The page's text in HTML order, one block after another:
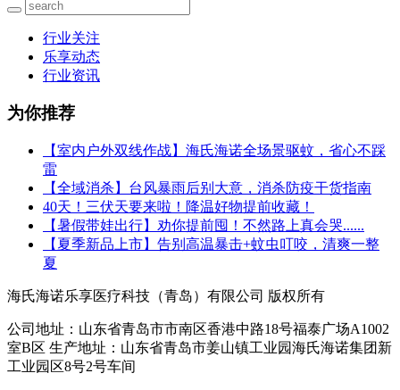
行业关注
乐享动态
行业资讯
为你推荐
【室内户外双线作战】海氏海诺全场景驱蚊，省心不踩
雷
【全域消杀】台风暴雨后别大意，消杀防疫干货指南
40天！三伏天要来啦！降温好物提前收藏！
【暑假带娃出行】劝你提前囤！不然路上真会哭......
【夏季新品上市】告别高温暴击+蚊虫叮咬，清爽一整
夏
海氏海诺乐享医疗科技（青岛）有限公司 版权所有
公司地址：山东省青岛市市南区香港中路18号福泰广场A1002
室B区 生产地址：山东省青岛市姜山镇工业园海氏海诺集团新
工业园区8号2号车间